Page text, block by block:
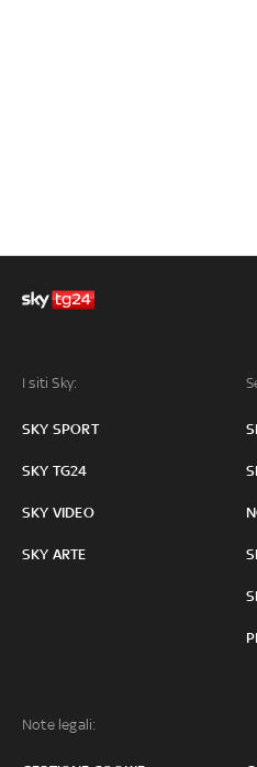
I siti Sky:
SKY SPORT
SKY TG24
SKY VIDEO
SKY ARTE
Note legali: